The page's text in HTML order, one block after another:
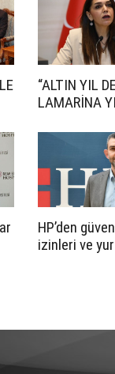
“ALTIN YIL
LAMARİNA
HP’den
izinleri ve